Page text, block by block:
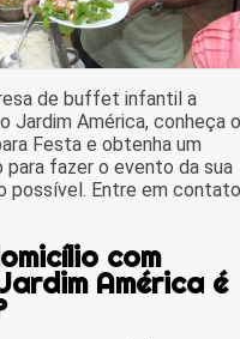
de buffet infantil a
Jardim América, conheça o
Festa e obtenha um
fazer o evento da sua
possível. Entre em contato
com
América é